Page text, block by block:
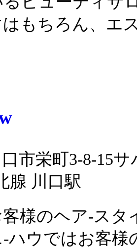
はもちろん、エ
市栄町3-8-15
腺 川口駅
様のヘア-ス
ハウではお客様